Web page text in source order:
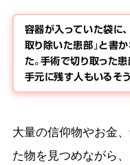
容器が入っていた袋に
取り除いた患部」と書
た。手術で切り取った
手元に残す人もいるそ
大量の信仰物やお金
た物を見つめながら